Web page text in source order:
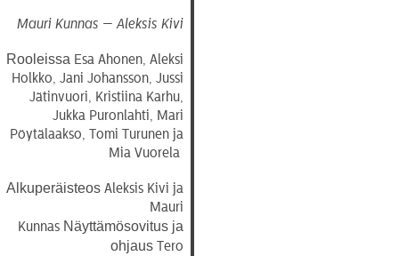
Mauri Kunnas — Aleksis Kivi
Rooleissa Esa Ahonen, Aleksi
Holkko, Jani Johansson, Jussi
Jätinvuori, Kristiina Karhu,
Jukka Puronlahti, Mari
Pöytälaakso, Tomi Turunen ja
Mia Vuorela
Alkuperäisteos Aleksis Kivi ja
Mauri
Kunnas Näyttämösovitus ja
ohjaus Tero